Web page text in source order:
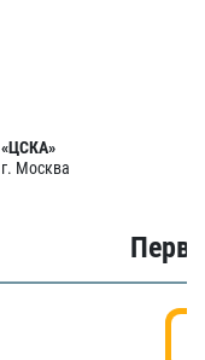
«ЦСКА»
г. Москва